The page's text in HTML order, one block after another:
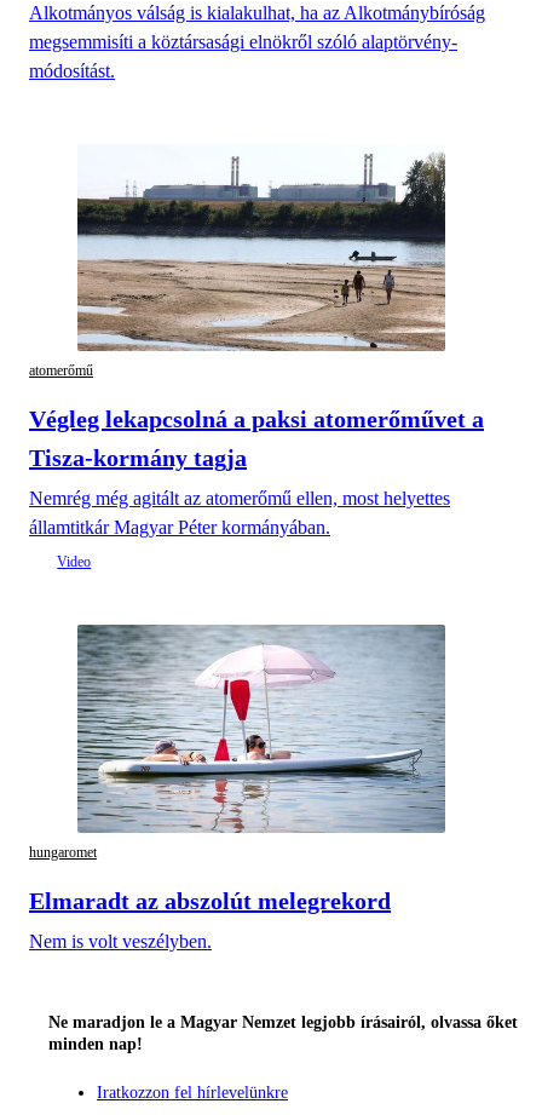
Alkotmányos válság is kialakulhat, ha az Alkotmánybíróság
megsemmisíti a köztársasági elnökről szóló alaptörvény-
módosítást.
atomerőmű
Végleg lekapcsolná a paksi atomerőművet a
Tisza-kormány tagja
Nemrég még agitált az atomerőmű ellen, most helyettes
államtitkár Magyar Péter kormányában.
hungaromet
Elmaradt az abszolút melegrekord
Nem is volt veszélyben.
Ne maradjon le a Magyar Nemzet legjobb írásairól, olvassa őket
minden nap!
Iratkozzon fel hírlevelünkre